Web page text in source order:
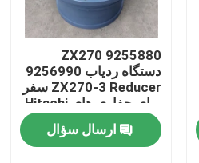
9255880 ZX270
دستگاه ردیاب 9256990
ZX270-3 Reducer سفر
برای حفاری های Hitachi
ارسال سؤال